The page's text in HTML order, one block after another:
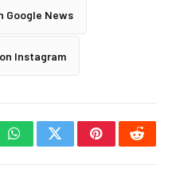
Google News
Instagram
WhatsAppTwitterPinterest